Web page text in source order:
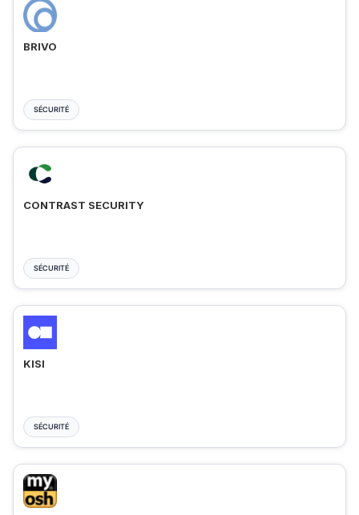
BRIVO
SÉCURITÉ
CONTRAST SECURITY
SÉCURITÉ
KISI
SÉCURITÉ